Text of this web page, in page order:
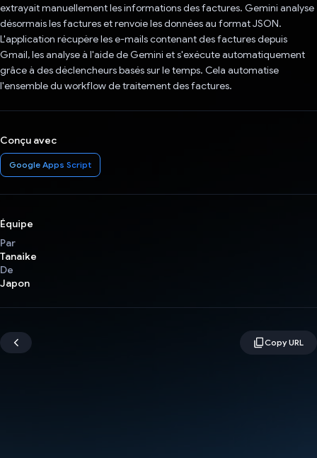
extrayait manuellement les informations des factures. Gemini analyse
désormais les factures et renvoie les données au format JSON.
L'application récupère les e-mails contenant des factures depuis
Gmail, les analyse à l'aide de Gemini et s'exécute automatiquement
grâce à des déclencheurs basés sur le temps. Cela automatise
l'ensemble du workflow de traitement des factures.
Conçu avec
Google Apps Script
Équipe
Par
Tanaike
De
Japon